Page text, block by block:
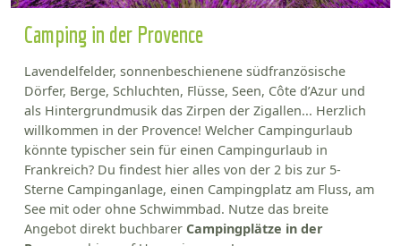
Camping in der Provence
Lavendelfelder, sonnenbeschienene südfranzösische
Dörfer, Berge, Schluchten, Flüsse, Seen, Côte d’Azur und
als Hintergrundmusik das Zirpen der Zigallen... Herzlich
willkommen in der Provence! Welcher Campingurlaub
könnte typischer sein für einen Campingurlaub in
Frankreich? Du findest hier alles von der 2 bis zur 5-
Sterne Campinganlage, einen Campingplatz am Fluss, am
See mit oder ohne Schwimmbad. Nutze das breite
Angebot direkt buchbarer Campingplätze in der